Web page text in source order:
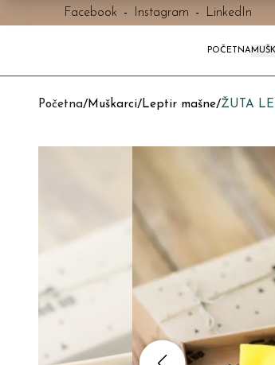
Facebook - Instagram - LinkedIn
POČETNA
Početna/Muškarci/Leptir mašne/ŽUTA